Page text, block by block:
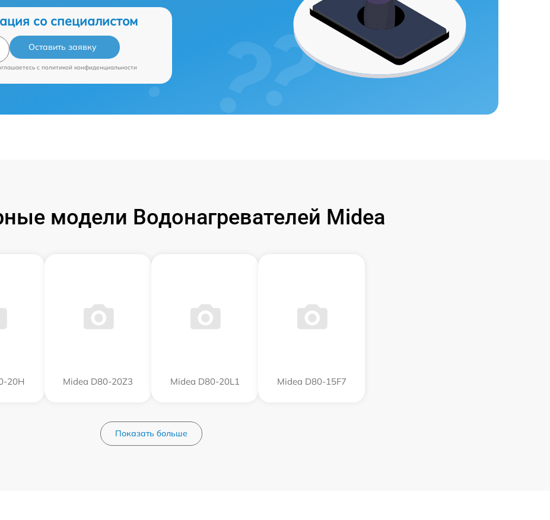
со специалистом
Оставить заявку
c политикой конфиденциальности
модели Водонагревателей Midea
20Н Midea D80-20Z3 Midea D80-20L1 Midea D80-15F7
Показать больше